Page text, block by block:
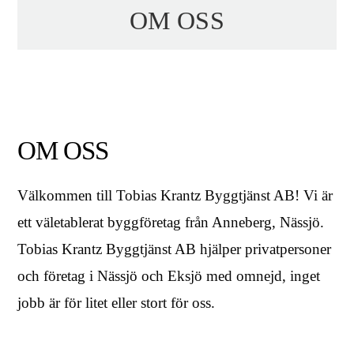
OM OSS
OM OSS
Välkommen till Tobias Krantz Byggtjänst AB! Vi är
ett väletablerat byggföretag från Anneberg, Nässjö.
Tobias Krantz Byggtjänst AB hjälper privatpersoner
och företag i Nässjö och Eksjö med omnejd, inget
jobb är för litet eller stort för oss.